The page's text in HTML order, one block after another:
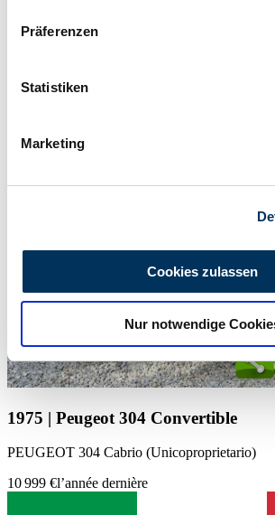
Informationen über Ihre
können
bestimmten Merkmalen
Erfahren Sie mehr darüber, wie Ihre
analysieren. Außerdem geben wir
Verwendung unserer Website an unsere
soziale Medien, Werbung und Analysen
Partner führen diese Informationen
weiteren Daten zusammen, die Sie
haben oder die sie im Rahmen Ihrer
Präferenzen
Statistiken
Marketing
Cookies zulassen
Nur notwendige
Particulier
1975 | Peugeot 304 Convertible
PEUGEOT 304 Cabrio (Unicoproprietario)
10 999 €l’année dernière